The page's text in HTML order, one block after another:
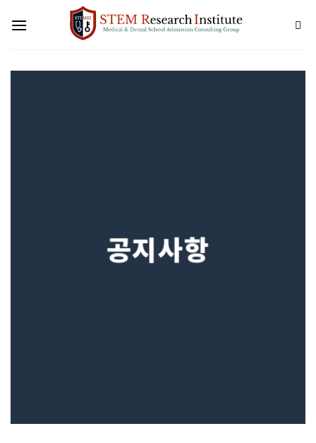
공지사항